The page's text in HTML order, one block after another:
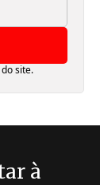
site.
à